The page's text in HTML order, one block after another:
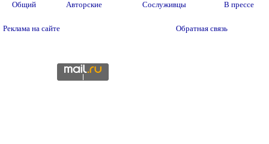
Общий Авторские Сослуживцы В прессе
Реклама на сайте Обратная связь